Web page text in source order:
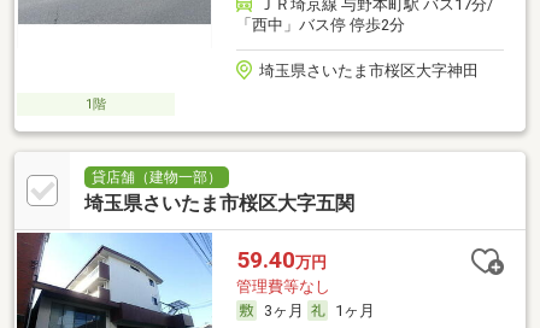
ＪＲ埼京線 与野本町駅 バス17分/
「西中」バス停 停歩2分
埼玉県さいたま市桜区大字神田
1階
貸店舗（建物一部）
埼玉県さいたま市桜区大字五関
59.40万円
管理費等なし
3ヶ月
1ヶ月